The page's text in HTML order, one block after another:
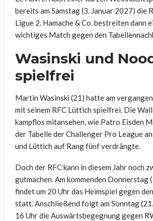
bereits am Samstag (3. Januar 2027) die
Ligue 2. Hamache & Co. bestreiten dann
wichtiges Match gegen den
Wasinski und
spielfrei
Martin Wasinski (21) hatte am
mit seinem RFC Lüttich spielfrei. Die
kampflos mitansehen, wie Patro Eisden
der Tabelle der Challenger Pro League
und Lüttich auf Rang fünf verdrängte.
Doch der RFC kann in diesem Jahr noch
gutmachen. Am kommenden Donnerstag
findet um 20 Uhr das Heimspiel gegen
statt. Anschließend folgt am Sonntag
16 Uhr die Auswärtsbegegnung gegen